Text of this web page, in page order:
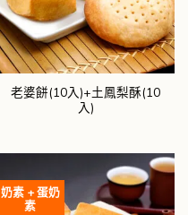
老婆餅(10入)+土鳳梨酥(10
入)
奶素 + 蛋奶
素